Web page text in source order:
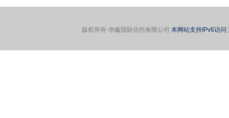
版权所有-华鑫国际信托有限公司 本网站支持IPv6访